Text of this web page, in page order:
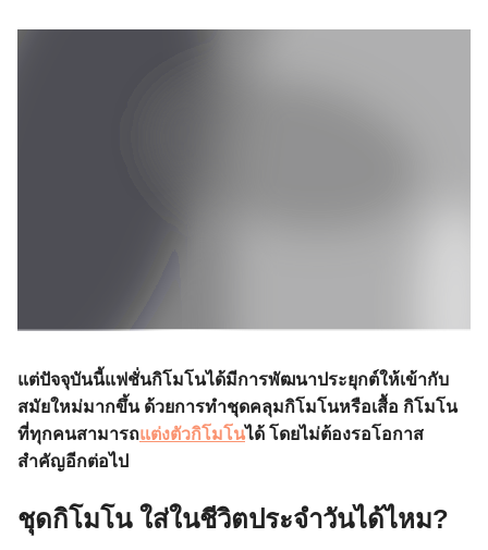
แต่ปัจจุบันนี้แฟชั่นกิโมโนได้มีการพัฒนาประยุกต์ให้เข้ากับ
สมัยใหม่มากขึ้น ด้วยการทำชุดคลุมกิโมโนหรือเสื้อ กิโมโน
ที่ทุกคนสามารถแต่งตัวกิโมโนได้ โดยไม่ต้องรอโอกาส
สำคัญอีกต่อไป
ชุดกิโมโน ใส่ในชีวิตประจำวันได้ไหม?